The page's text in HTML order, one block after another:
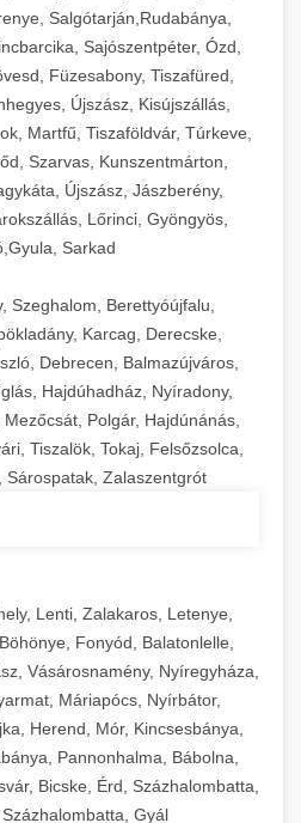
Salgótarján,Rudabánya,
Sajószentpéter, Ózd,
Füzesabony, Tiszafüred,
Újszász, Kisújszállás,
Martfű, Tiszaföldvár, Túrkeve,
Szarvas, Kunszentmárton,
Újszász, Jászberény,
Lőrinci, Gyöngyös,
Sarkad
Szeghalom, Berettyóújfalu,
Karcag, Derecske,
Debrecen, Balmazújváros,
Hajdúhadház, Nyíradony,
Polgár, Hajdúnánás,
Tiszalök, Tokaj, Felsőzsolca,
Sárospatak, Zalaszentgrót
Lenti, Zalakaros, Letenye,
Fonyód, Balatonlelle,
Vásárosnamény, Nyíregyháza,
Máriapócs, Nyírbátor,
Herend, Mór, Kincsesbánya,
Pannonhalma, Bábolna,
Bicske, Érd, Százhalombatta,
Gyál